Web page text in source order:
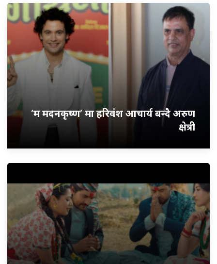
‘म मदनकृष्ण’ मा हरिवंश आचार्य बन्दै अरुण
क्षेत्री